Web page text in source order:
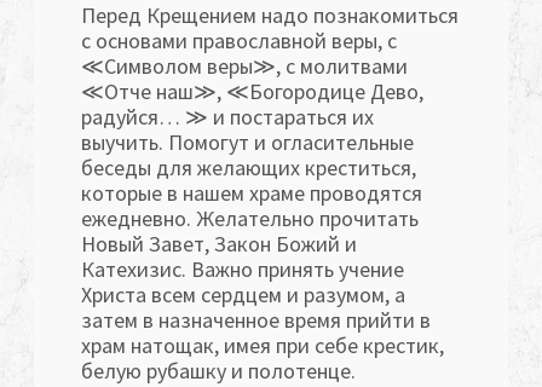
Перед Крещением надо познакомиться
с основами православной веры, с
≪Символом веры≫, с молитвами
≪Отче наш≫, ≪Богородице Дево,
радуйся… ≫ и постараться их
выучить. Помогут и огласительные
беседы для желающих креститься,
которые в нашем храме проводятся
ежедневно. Желательно прочитать
Новый Завет, Закон Божий и
Катехизис. Важно принять учение
Христа всем сердцем и разумом, а
затем в назначенное время прийти в
храм натощак, имея при себе крестик,
белую рубашку и полотенце.